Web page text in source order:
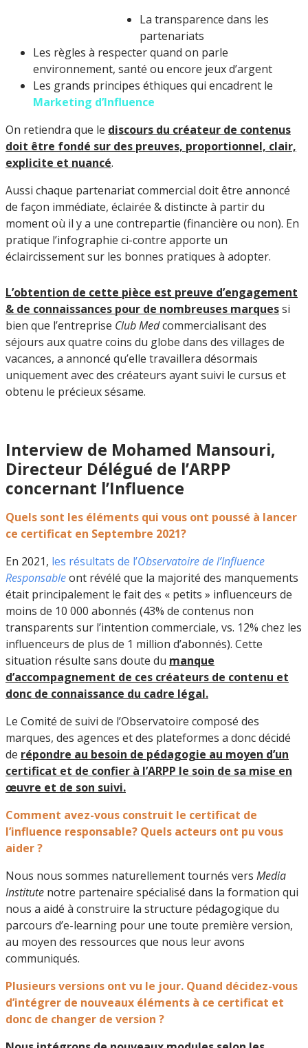
La transparence dans les
partenariats
Les règles à respecter quand on parle
environnement, santé ou encore jeux d’argent
Les grands principes éthiques qui encadrent le
Marketing d’Influence
On retiendra que le discours du créateur de contenus
doit être fondé sur des preuves, proportionnel, clair,
explicite et nuancé.
Aussi chaque partenariat commercial doit être annoncé
de façon immédiate, éclairée & distincte à partir du
moment où il y a une contrepartie (financière ou non). En
pratique l’infographie ci-contre apporte un
éclaircissement sur les bonnes pratiques à adopter.
L’obtention de cette pièce est preuve d’engagement
& de connaissances pour de nombreuses marquessi
bien que l’entreprise Club Medcommercialisant des
séjours aux quatre coins du globe dans des villages de
vacances, a annoncé qu’elle travaillera désormais
uniquement avec des créateurs ayant suivi le cursus et
obtenu le précieux sésame.
Interview de Mohamed Mansouri,
Directeur Délégué de l’ARPP
concernant l’Influence
Quels sont les éléments qui vous ont poussé à lancer
ce certificat en Septembre 2021?
En 2021, les résultats de l’Observatoire de l’Influence
Responsableont révélé que la majorité des manquements
était principalement le fait des « petits » influenceurs de
moins de 10 000 abonnés (43% de contenus non
transparents sur l’intention commerciale, vs. 12% chez les
influenceurs de plus de 1 million d’abonnés). Cette
situation résulte sans doute du manque
d’accompagnement de ces créateurs de contenu et
donc de connaissance du cadre légal.
Le Comité de suivi de l’Observatoire composé des
marques, des agences et des plateformes a donc décidé
de répondre au besoin de pédagogie au moyen d’un
certificat et de confier à l’ARPP le soin de sa mise en
œuvre et de son suivi.
Comment avez-vous construit le certificat de
l’influence responsable? Quels acteurs ont pu vous
aider ?
Nous nous sommes naturellement tournés vers Media
Institute notre partenaire spécialisé dans la formation qui
nous a aidé à construire la structure pédagogique du
parcours d’e-learning pour une toute première version,
au moyen des ressources que nous leur avons
communiqués.
Plusieurs versions ont vu le jour. Quand décidez-vous
d’intégrer de nouveaux éléments à ce certificat et
donc de changer de version ?